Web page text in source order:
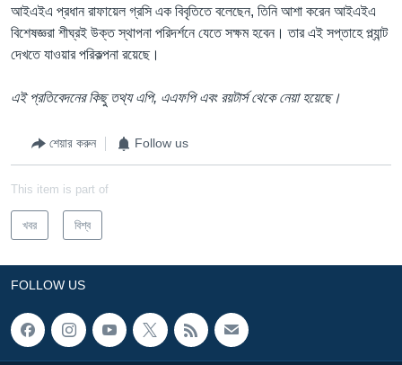
আইএইএ প্রধান রাফায়েল গ্রসি এক বিবৃতিতে বলেছেন, তিনি আশা করেন আইএইএ
বিশেষজ্ঞরা শীঘ্রই উক্ত স্থাপনা পরিদর্শনে যেতে সক্ষম হবেন। তার এই সপ্তাহে প্ল্যান্ট
দেখতে যাওয়ার পরিকল্পনা রয়েছে।
এই প্রতিবেদনের কিছু তথ্য এপি, এএফপি এবং রয়টার্স থেকে নেয়া হয়েছে।
শেয়ার করুন Follow us
This item is part of
খবর বিশ্ব
FOLLOW US